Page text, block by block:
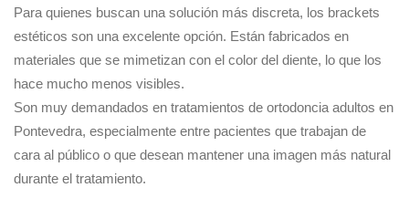
Para quienes buscan una solución más discreta, los brackets
estéticos son una excelente opción. Están fabricados en
materiales que se mimetizan con el color del diente, lo que los
hace mucho menos visibles.
Son muy demandados en tratamientos de ortodoncia adultos en
Pontevedra, especialmente entre pacientes que trabajan de
cara al público o que desean mantener una imagen más natural
durante el tratamiento.